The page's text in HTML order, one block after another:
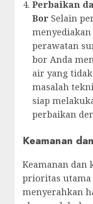
Perbaikan
Bor Selain
perawatan
bor Anda
air yang
masalah
siap
perbaikan
Keamanan
Keamanan dan
prioritas utama
menyerahkan